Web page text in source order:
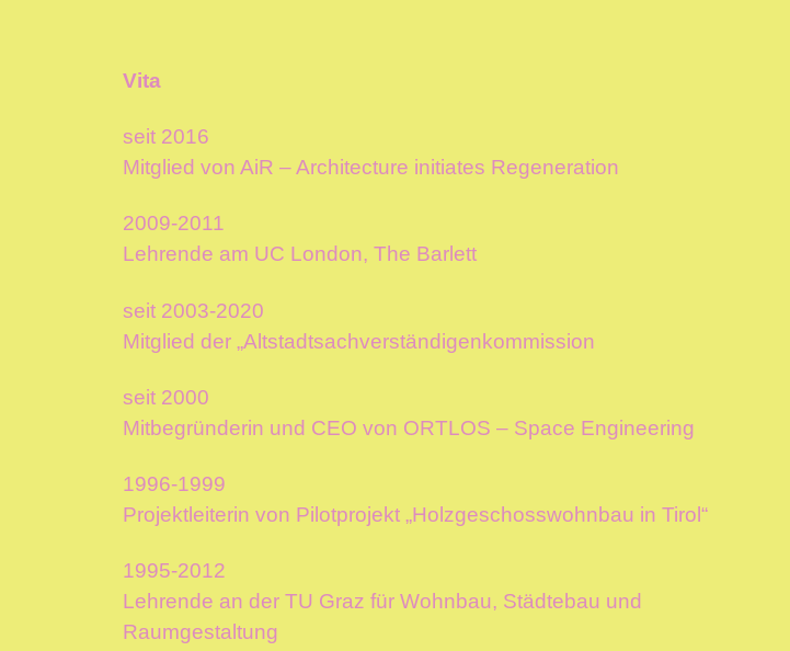
Vita
seit 2016
Mitglied von AiR – Architecture initiates Regeneration
2009-2011
Lehrende am UC London, The Barlett
seit 2003-2020
Mitglied der „Altstadtsachverständigenkommission
seit 2000
Mitbegründerin und CEO von ORTLOS – Space Engineering
1996-1999
Projektleiterin von Pilotprojekt „Holzgeschosswohnbau in Tirol“
1995-2012
Lehrende an der TU Graz für Wohnbau, Städtebau und
Raumgestaltung